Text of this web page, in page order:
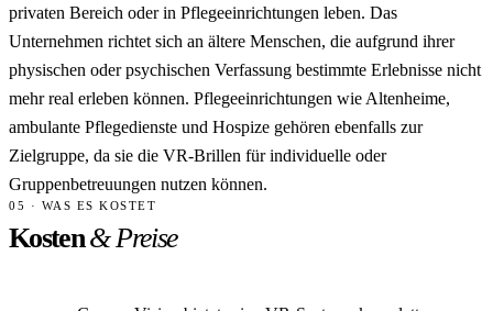
privaten Bereich oder in Pflegeeinrichtungen leben. Das
Unternehmen richtet sich an ältere Menschen, die aufgrund ihrer
physischen oder psychischen Verfassung bestimmte Erlebnisse nicht
mehr real erleben können. Pflegeeinrichtungen wie Altenheime,
ambulante Pflegedienste und Hospize gehören ebenfalls zur
Zielgruppe, da sie die VR-Brillen für individuelle oder
Gruppenbetreuungen nutzen können.
05 · WAS ES KOSTET
Kosten& Preise